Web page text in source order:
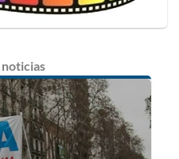
noticias